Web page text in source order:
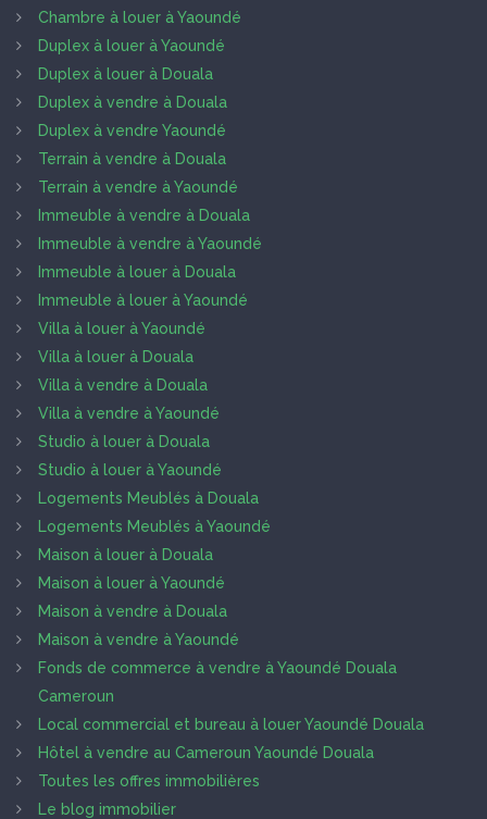
Chambre à louer à Yaoundé
Duplex à louer à Yaoundé
Duplex à louer à Douala
Duplex à vendre à Douala
Duplex à vendre Yaoundé
Terrain à vendre à Douala
Terrain à vendre à Yaoundé
Immeuble à vendre à Douala
Immeuble à vendre à Yaoundé
Immeuble à louer à Douala
Immeuble à louer à Yaoundé
Villa à louer à Yaoundé
Villa à louer à Douala
Villa à vendre à Douala
Villa à vendre à Yaoundé
Studio à louer à Douala
Studio à louer à Yaoundé
Logements Meublés à Douala
Logements Meublés à Yaoundé
Maison à louer à Douala
Maison à louer à Yaoundé
Maison à vendre à Douala
Maison à vendre à Yaoundé
Fonds de commerce à vendre à Yaoundé Douala
Cameroun
Local commercial et bureau à louer Yaoundé Douala
Hôtel à vendre au Cameroun Yaoundé Douala
Toutes les offres immobilières
Le blog immobilier